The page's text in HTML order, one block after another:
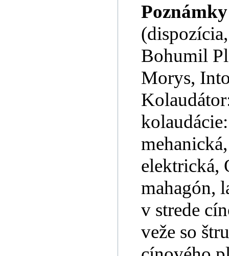
Bohumil
Morys,
elektrická,
mahagón,
v strede
veže so